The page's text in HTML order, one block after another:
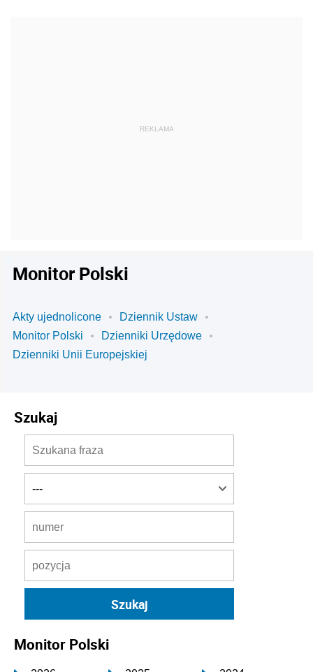
Monitor Polski
Akty ujednolicone
Dziennik Ustaw
Monitor Polski
Dzienniki Urzędowe
Dzienniki Unii Europejskiej
Szukaj
Monitor Polski